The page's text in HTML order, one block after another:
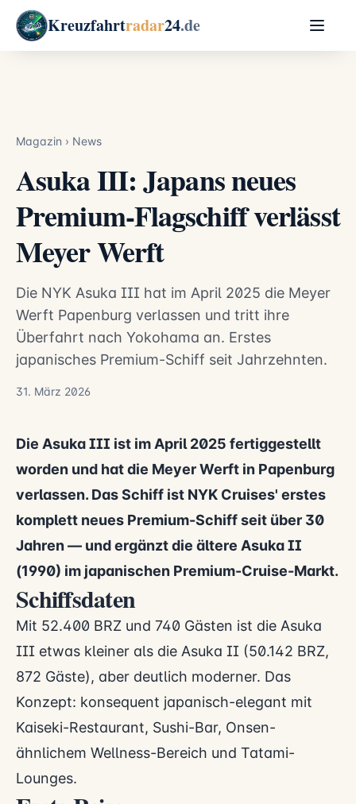
Kreuzfahrtradar24.de
Magazin › News
Asuka III: Japans neues
Premium-Flagschiff verlässt
Meyer Werft
Die NYK Asuka III hat im April 2025 die Meyer
Werft Papenburg verlassen und tritt ihre
Überfahrt nach Yokohama an. Erstes
japanisches Premium-Schiff seit Jahrzehnten.
31. März 2026
Die Asuka III ist im April 2025 fertiggestellt
worden und hat die Meyer Werft in Papenburg
verlassen. Das Schiff ist NYK Cruises' erstes
komplett neues Premium-Schiff seit über 30
Jahren — und ergänzt die ältere Asuka II
(1990) im japanischen Premium-Cruise-Markt.
Schiffsdaten
Mit 52.400 BRZ und 740 Gästen ist die Asuka
III etwas kleiner als die Asuka II (50.142 BRZ,
872 Gäste), aber deutlich moderner. Das
Konzept: konsequent japanisch-elegant mit
Kaiseki-Restaurant, Sushi-Bar, Onsen-
ähnlichem Wellness-Bereich und Tatami-
Lounges.